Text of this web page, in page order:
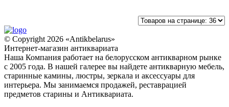
© Copyright 2026 «Antikbelarus»
Интернет-магазин антиквариата
Наша Компания работает на белорусском антикварном рынке
с 2005 года. В нашей галерее вы найдете антикварную мебель,
старинные камины, люстры, зеркала и аксессуары для
интерьера. Мы занимаемся продажей, реставрацией
предметов старины и Антиквариата.